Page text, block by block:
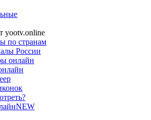
yootv.online
по странам
России
онлайн
NEW